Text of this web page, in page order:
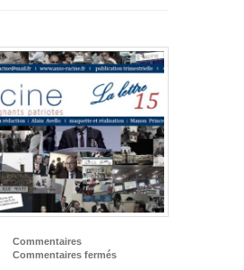
Commentaires
Commentaires fermés